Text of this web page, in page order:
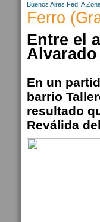
Buenos Aires Fed. A
Ferro
Entre el
En un
barrio
resultado
Reválida